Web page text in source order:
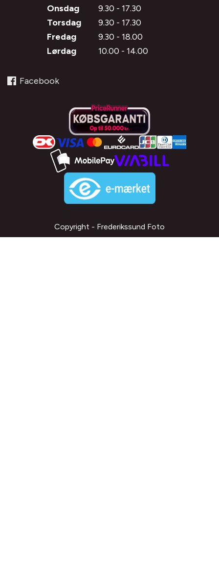
Onsdag
9.30 - 17.30
Torsdag
9.30 - 17.30
Fredag
9.30 - 18.00
Lørdag
10.00 - 14.00
Facebook
Copyright - Frederikssund Foto